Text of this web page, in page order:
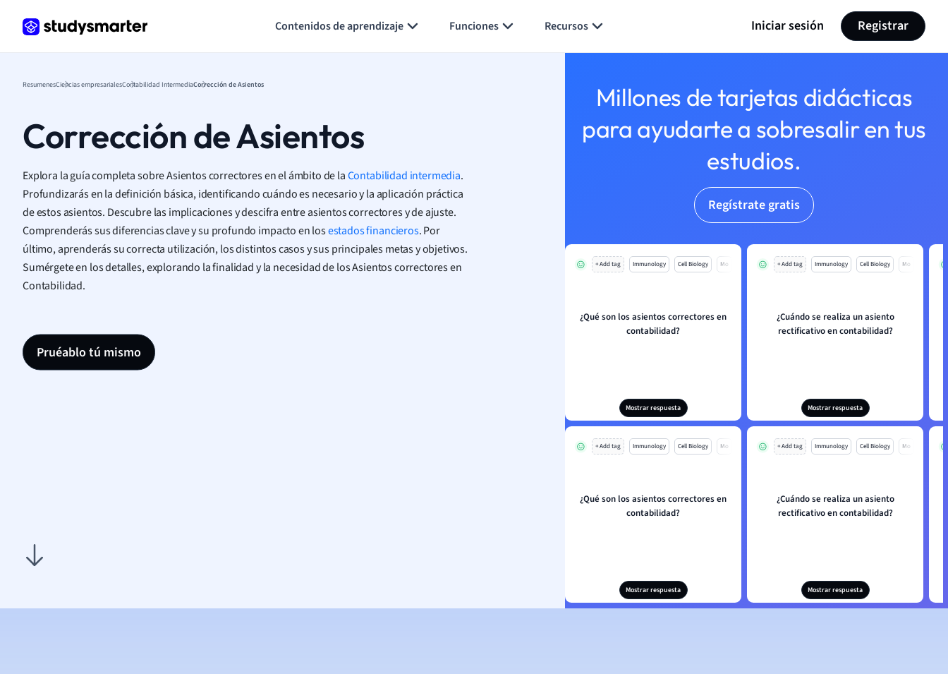
Contenidos de aprendizaje Funciones Recursos Iniciar sesión Registrar
ResumenesCiencias empresarialesContabilidad IntermediaCorrección de Asientos
Corrección de Asientos
Explora la guía completa sobre Asientos correctores en el ámbito de laContabilidad intermedia.
Profundizarás en la definición básica, identificando cuándo es necesario y la aplicación práctica
de estos asientos. Descubre las implicaciones y descifra entre asientos correctores y de ajuste.
Comprenderás sus diferencias clave y su profundo impacto en losestados financieros. Por
último, aprenderás su correcta utilización, los distintos casos y sus principales metas y objetivos.
Sumérgete en los detalles, explorando la finalidad y la necesidad de los Asientos correctores en
Contabilidad.
Pruéablo tú mismo
Millones de tarjetas didácticas
para ayudarte a sobresalir en tus
estudios.
Regístrate gratis
+ Add tag Immunology Cell Biology Mo
¿Qué son los asientos correctores en
contabilidad?
Mostrar respuesta
+ Add tag Immunology Cell Biology Mo
¿Cuándo se realiza un asiento
rectificativo en contabilidad?
Mostrar respuesta
+ Add tag Immunology Cell Biology Mo
¿Qué son los asientos correctores en
contabilidad?
Mostrar respuesta
+ Add tag Immunology Cell Biology Mo
¿Cuándo se realiza un asiento
rectificativo en contabilidad?
Mostrar respuesta